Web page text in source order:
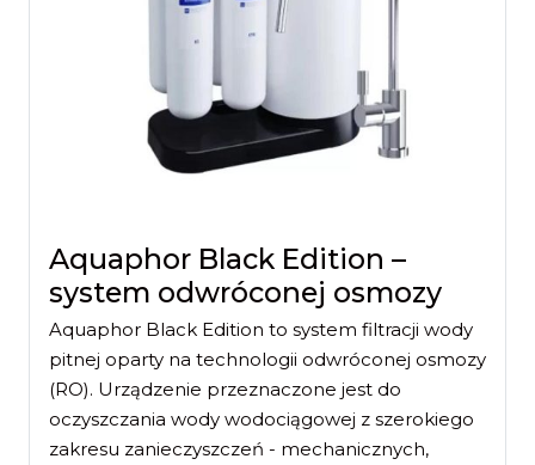
Aquaphor Black Edition –
system odwróconej osmozy
Aquaphor Black Edition to system filtracji wody
pitnej oparty na technologii odwróconej osmozy
(RO). Urządzenie przeznaczone jest do
oczyszczania wody wodociągowej z szerokiego
zakresu zanieczyszczeń - mechanicznych,